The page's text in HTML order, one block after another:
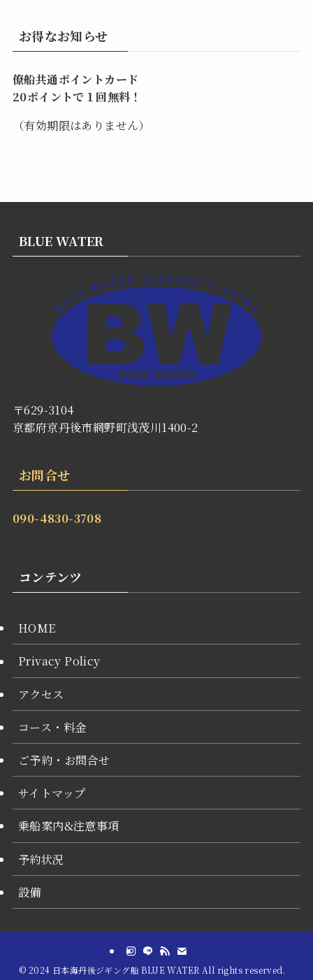
お得なお知らせ
僚船共通ポイントカード
20ポイントで１回無料！
（有効期限はありません）
BLUE WATER
〒629-3104
京都府京丹後市網野町浅茂川1400-2
お問合せ
090-4830-3708
コンテンツ
HOME
Privacy Policy
アクセス
コース・料金
ご予約・お問合せ
サイトマップ
乗船案内&注意事項
予約状況
設備
© 2024 日本海丹後ジギング船 BLUE WATER All rights reserved.